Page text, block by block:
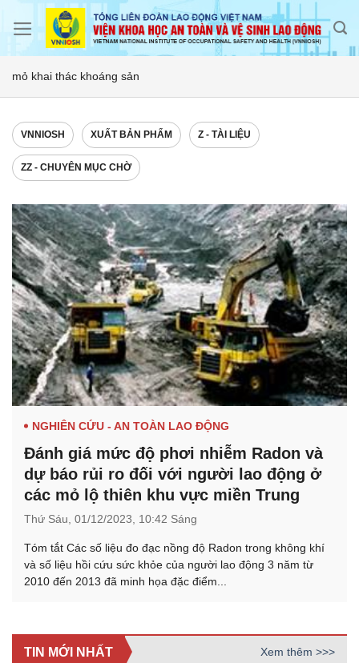
mỏ khai thác khoáng sản
VNNIOSH XUẤT BẢN PHẨM Z - TÀI LIỆU
ZZ - CHUYÊN MỤC CHỜ
NGHIÊN CỨU - AN TOÀN LAO ĐỘNG
Đánh giá mức độ phơi nhiễm Radon và
dự báo rủi ro đối với người lao động ở
các mỏ lộ thiên khu vực miền Trung
Thứ Sáu, 01/12/2023, 10:42 Sáng
Tóm tắt Các số liệu đo đạc nồng độ Radon trong không khí
và số liệu hồi cứu sức khỏe của người lao động 3 năm từ
2010 đến 2013 đã minh họa đặc điểm...
TIN MỚI NHẤT Xem thêm >>>